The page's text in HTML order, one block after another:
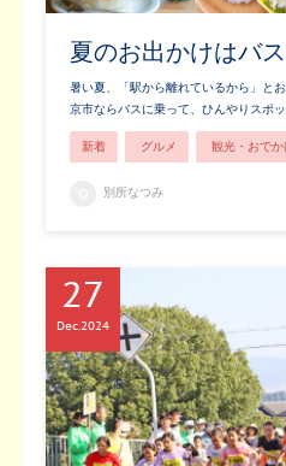
夏のお出かけはバ
暑い夏、「駅から離れているから」と
京市ならバスに乗って、ひんやりスポ
新着 グルメ 観光・おでか
別所なつみ
27
Dec2024